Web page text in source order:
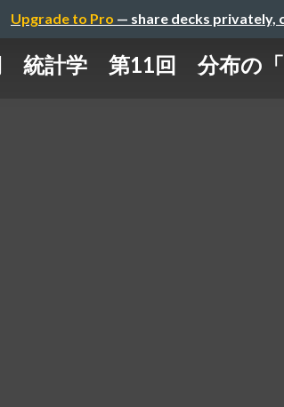
Upgrade to Pro — share decks privately,
統計学 第11回 分布の「